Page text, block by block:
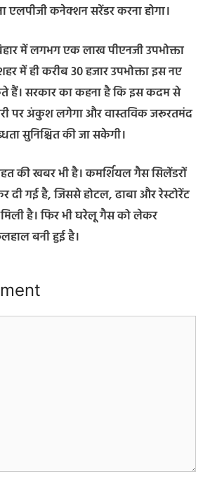
एलपीजी कनेक्शन सरेंडर करना होगा।
में लगभग एक लाख पीएनजी उपभोक्ता
में ही करीब 30 हजार उपभोक्ता इस नए
हैं। सरकार का कहना है कि इस कदम से
पर अंकुश लगेगा और वास्तविक जरूरतमंद
सुनिश्चित की जा सकेगी।
की खबर भी है। कमर्शियल गैस सिलेंडरों
दी गई है, जिससे होटल, ढाबा और रेस्टोरेंट
है। फिर भी घरेलू गैस को लेकर
बनी हुई है।